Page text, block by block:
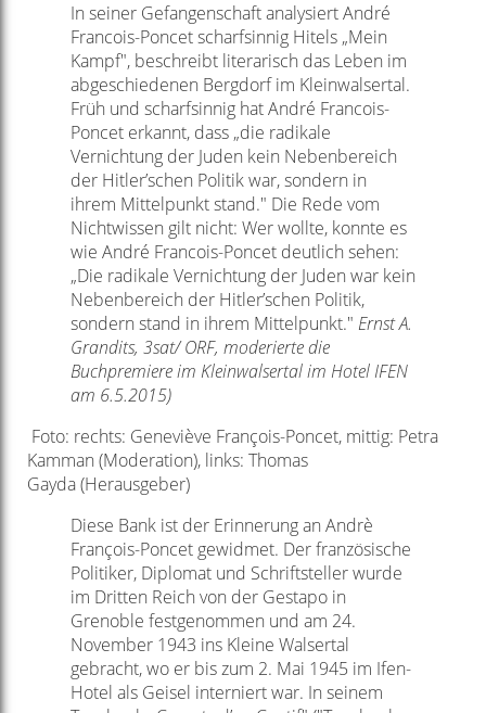
In seiner Gefangenschaft analysiert André
Francois-Poncet scharfsinnig Hitels „Mein
Kampf", beschreibt literarisch das Leben im
abgeschiedenen Bergdorf im Kleinwalsertal.
Früh und scharfsinnig hat André Francois-
Poncet erkannt, dass „die radikale
Vernichtung der Juden kein Nebenbereich
der Hitler’schen Politik war, sondern in
ihrem Mittelpunkt stand." Die Rede vom
Nichtwissen gilt nicht: Wer wollte, konnte es
wie André Francois-Poncet deutlich sehen:
„Die radikale Vernichtung der Juden war kein
Nebenbereich der Hitler’schen Politik,
sondern stand in ihrem Mittelpunkt." Ernst A.
Grandits, 3sat/ ORF, moderierte die
Buchpremiere im Kleinwalsertal im Hotel IFEN
am 6.5.2015)
Foto: rechts: Geneviève François-Poncet, mittig: Petra
Kamman (Moderation), links: Thomas
Gayda (Herausgeber)
Diese Bank ist der Erinnerung an Andrè
François-Poncet gewidmet. Der französische
Politiker, Diplomat und Schriftsteller wurde
im Dritten Reich von der Gestapo in
Grenoble festgenommen und am 24.
November 1943 ins Kleine Walsertal
gebracht, wo er bis zum 2. Mai 1945 im Ifen-
Hotel als Geisel interniert war. In seinem